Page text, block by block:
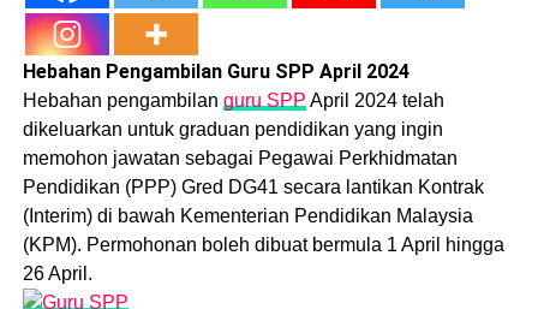
Hebahan Pengambilan Guru SPP April 2024
Hebahan pengambilan guru SPP April 2024 telah
dikeluarkan untuk graduan pendidikan yang ingin
memohon jawatan sebagai Pegawai Perkhidmatan
Pendidikan (PPP) Gred DG41 secara lantikan Kontrak
(Interim) di bawah Kementerian Pendidikan Malaysia
(KPM). Permohonan boleh dibuat bermula 1 April hingga
26 April.